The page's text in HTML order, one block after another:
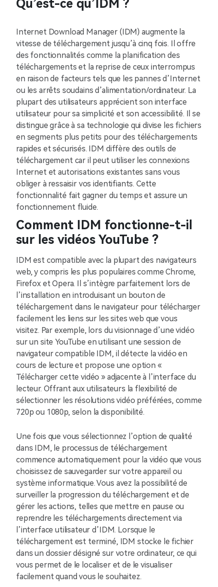
Qu’est-ce qu’IDM ?
Internet Download Manager (IDM) augmente la
vitesse de téléchargement jusqu’à cinq fois. Il offre
des fonctionnalités comme la planification des
téléchargements et la reprise de ceux interrompus
en raison de facteurs tels que les pannes d’Internet
ou les arrêts soudains d’alimentation/ordinateur. La
plupart des utilisateurs apprécient son interface
utilisateur pour sa simplicité et son accessibilité. Il se
distingue grâce à sa technologie qui divise les fichiers
en segments plus petits pour des téléchargements
rapides et sécurisés. IDM diffère des outils de
téléchargement car il peut utiliser les connexions
Internet et autorisations existantes sans vous
obliger à ressaisir vos identifiants. Cette
fonctionnalité fait gagner du temps et assure un
fonctionnement fluide.
Comment IDM fonctionne-t-il
sur les vidéos YouTube ?
IDM est compatible avec la plupart des navigateurs
web, y compris les plus populaires comme Chrome,
Firefox et Opera. Il s’intègre parfaitement lors de
l’installation en introduisant un bouton de
téléchargement dans le navigateur pour télécharger
facilement les liens sur les sites web que vous
visitez. Par exemple, lors du visionnage d’une vidéo
sur un site YouTube en utilisant une session de
navigateur compatible IDM, il détecte la vidéo en
cours de lecture et propose une option «
Télécharger cette vidéo » adjacente à l’interface du
lecteur. Offrant aux utilisateurs la flexibilité de
sélectionner les résolutions vidéo préférées, comme
720p ou 1080p, selon la disponibilité.
Une fois que vous sélectionnez l’option de qualité
dans IDM, le processus de téléchargement
commence automatiquement pour la vidéo que vous
choisissez de sauvegarder sur votre appareil ou
système informatique. Vous avez la possibilité de
surveiller la progression du téléchargement et de
gérer les actions, telles que mettre en pause ou
reprendre les téléchargements directement via
l’interface utilisateur d’IDM. Lorsque le
téléchargement est terminé, IDM stocke le fichier
dans un dossier désigné sur votre ordinateur, ce qui
vous permet de le localiser et de le visualiser
facilement quand vous le souhaitez.